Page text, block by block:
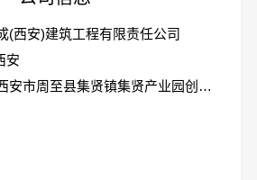
(西安)建筑工程有限责任公司
安
详细地址：陕西省西安市周至县集贤镇集贤产业园创业大道18号办公大楼一层